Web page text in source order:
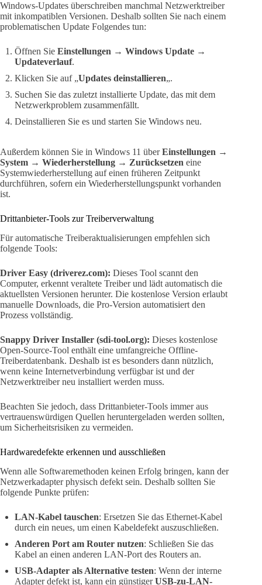
Windows-Updates überschreiben manchmal Netzwerktreiber
mit inkompatiblen Versionen. Deshalb sollten Sie nach einem
problematischen Update Folgendes tun:
Öffnen Sie Einstellungen → Windows Update →
Updateverlauf.
Klicken Sie auf „Updates deinstallieren„.
Suchen Sie das zuletzt installierte Update, das mit dem
Netzwerkproblem zusammenfällt.
Deinstallieren Sie es und starten Sie Windows neu.
Außerdem können Sie in Windows 11 überEinstellungen →
System → Wiederherstellung → Zurücksetzen eine
Systemwiederherstellung auf einen früheren Zeitpunkt
durchführen, sofern ein Wiederherstellungspunkt vorhanden
ist.
Drittanbieter-Tools zur Treiberverwaltung
Für automatische Treiberaktualisierungen empfehlen sich
folgende Tools:
Driver Easy (driverez.com): Dieses Tool scannt den
Computer, erkennt veraltete Treiber und lädt automatisch die
aktuellsten Versionen herunter. Die kostenlose Version erlaubt
manuelle Downloads, die Pro-Version automatisiert den
Prozess vollständig.
Snappy Driver Installer (sdi-tool.org): Dieses kostenlose
Open-Source-Tool enthält eine umfangreiche Offline-
Treiberdatenbank. Deshalb ist es besonders dann nützlich,
wenn keine Internetverbindung verfügbar ist und der
Netzwerktreiber neu installiert werden muss.
Beachten Sie jedoch, dass Drittanbieter-Tools immer aus
vertrauenswürdigen Quellen heruntergeladen werden sollten,
um Sicherheitsrisiken zu vermeiden.
Hardwaredefekte erkennen und ausschließen
Wenn alle Softwaremethoden keinen Erfolg bringen, kann der
Netzwerkadapter physisch defekt sein. Deshalb sollten Sie
folgende Punkte prüfen:
LAN-Kabel tauschen: Ersetzen Sie das Ethernet-Kabel
durch ein neues, um einen Kabeldefekt auszuschließen.
Anderen Port am Router nutzen: Schließen Sie das
Kabel an einen anderen LAN-Port des Routers an.
USB-Adapter als Alternative testen: Wenn der interne
Adapter defekt ist, kann ein günstigerUSB-zu-LAN-